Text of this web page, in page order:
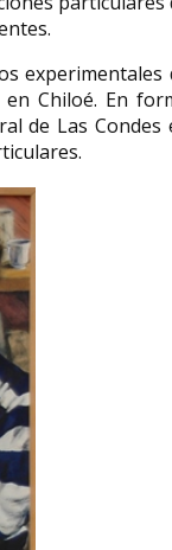
experimentales
Chiloé. En
de Las Condes